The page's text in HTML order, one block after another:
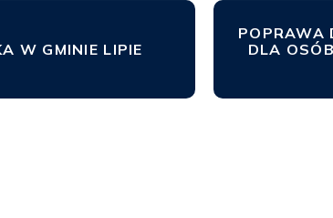
W GMINIE LIPIE
POPRAWA
DLA